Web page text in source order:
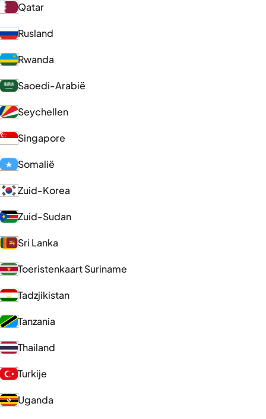
Qatar
Rusland
Rwanda
Saoedi-Arabië
Seychellen
Singapore
Somalië
Zuid-Korea
Zuid-Sudan
Sri Lanka
Toeristenkaart Suriname
Tadzjikistan
Tanzania
Thailand
Turkije
Uganda